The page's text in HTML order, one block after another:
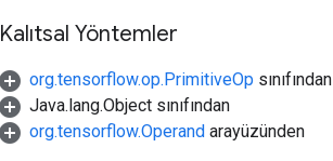
Kalıtsal Yöntemler
org.tensorflow.op.PrimitiveOp sınıfından
Java.lang.Object sınıfından
org.tensorflow.Operand arayüzünden